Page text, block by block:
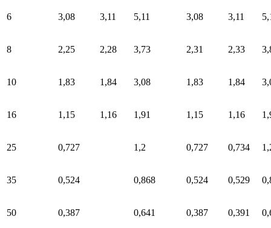
6 3,08 3,11 5,11 3,08 3,11
8 2,25 2,28 3,73 2,31 2,33
10 1,83 1,84 3,08 1,83 1,84
16 1,15 1,16 1,91 1,15 1,16
25 0,727 1,2 0,727 0,734
35 0,524 0,868 0,524 0,529
50 0,387 0,641 0,387 0,391